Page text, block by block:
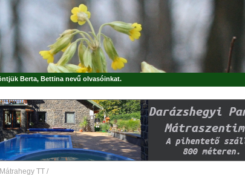
Berta, Bettina nevű olvasóinkat.
Mátrahegy TT /